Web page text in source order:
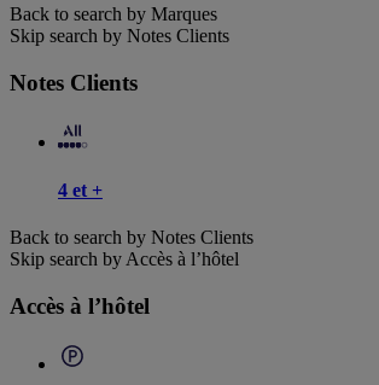
Back to search by Marques
Skip search by Notes Clients
Notes Clients
4 et +
Back to search by Notes Clients
Skip search by Accès à l’hôtel
Accès à l’hôtel